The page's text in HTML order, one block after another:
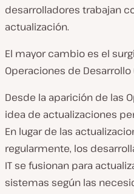
desarrolladores trabajan
actualización.
El mayor cambio es el
Operaciones de Desarrollo
Desde la aparición de las
idea de actualizaciones
En lugar de las
regularmente, los
IT se fusionan para
sistemas según las